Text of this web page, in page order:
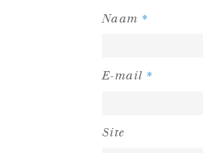
Naam *
E-mail *
Site